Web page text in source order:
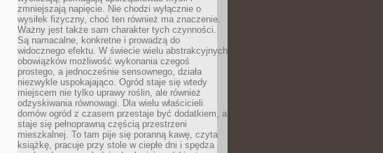
zmniejszają napięcie. Nie chodzi wyłącznie o
wysiłek fizyczny, choć ten również ma znaczenie.
Ważny jest także sam charakter tych czynności.
Są namacalne, konkretne i prowadzą do
widocznego efektu. W świecie wielu abstrakcyjnych
obowiązków możliwość wykonania czegoś
prostego, a jednocześnie sensownego, działa
niezwykle uspokajająco. Ogród staje się wtedy
miejscem nie tylko uprawy roślin, ale również
odzyskiwania równowagi. Dla wielu właścicieli
domów ogród z czasem przestaje być dodatkiem, a
staje się pełnoprawną częścią przestrzeni
mieszkalnej. To tam pije się poranną kawę, czyta
książkę, pracuje przy stole w ciepłe dni i spędza